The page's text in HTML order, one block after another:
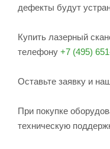
дефекты будут
Купить лазерный
телефону +7 (495)
Оставьте заявку и
При покупке
техническую